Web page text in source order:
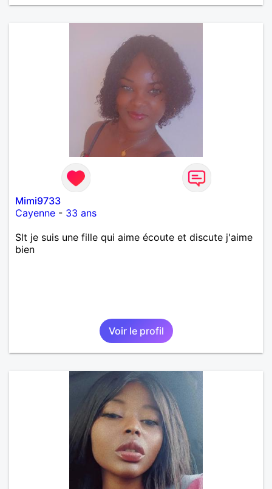
Mimi9733
Cayenne - 33 ans
Slt je suis une fille qui aime écoute et discute j'aime
bien
Voir le profil